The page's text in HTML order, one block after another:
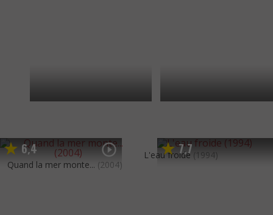
6,4
Quand la mer monte... (2004)
7,7
L'eau froide (1994)